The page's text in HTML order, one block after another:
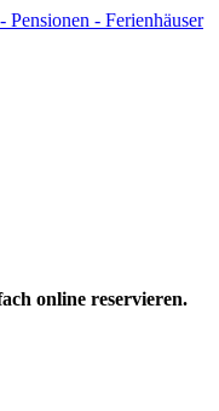
online reservieren.